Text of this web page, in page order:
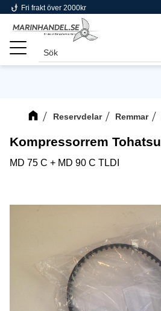
Meny
phishing Fri frakt över 2000kr
Reservdelar Remmar
Kompressorrem Tohatsu
MD 75 C + MD 90 C TLDI